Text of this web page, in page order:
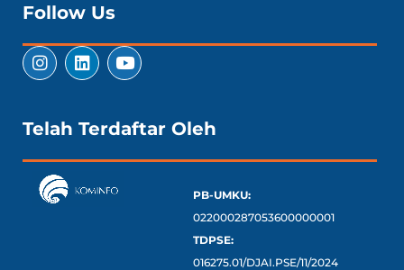
Follow Us
Telah Terdaftar Oleh
PB-UMKU:
022000287053600000001
TDPSE:
016275.01/DJAI.PSE/11/2024